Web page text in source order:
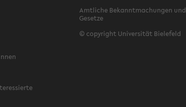
Amtliche Bekanntmachungen und
Gesetze
© copyright Universität Bielefeld